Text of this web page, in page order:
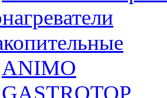
ANIMO
GASTROTOP